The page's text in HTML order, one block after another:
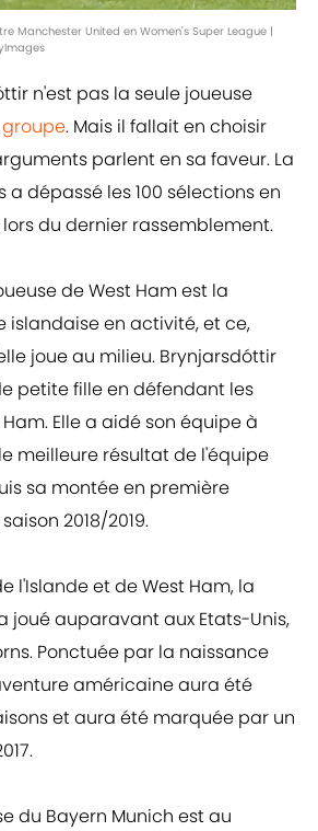
Manchester United en Women's Super League |
n'est pas la seule joueuse
groupe. Mais il fallait en choisir
parlent en sa faveur. La
a dépassé les 100 sélections en
du dernier rassemblement.
de West Ham est la
islandaise en activité, et ce,
joue au milieu. Brynjarsdóttir
petite fille en défendant les
Elle a aidé son équipe à
meilleure résultat de l'équipe
sa montée en première
2018/2019.
l'Islande et de West Ham, la
joué auparavant aux Etats-Unis,
Ponctuée par la naissance
américaine aura été
et aura été marquée par un
du Bayern Munich est au